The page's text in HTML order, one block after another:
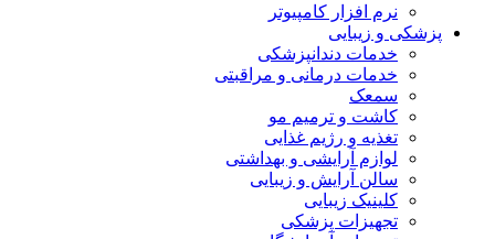
نرم افزار کامپیوتر
پزشکی و زیبایی
خدمات دندانپزشکی
خدمات درمانی و مراقبتی
سمعک
کاشت و ترمیم مو
تغذیه و رژیم غذایی
لوازم آرایشی و بهداشتی
سالن آرایش و زیبایی
کلینیک زیبایی
تجهیزات پزشکی